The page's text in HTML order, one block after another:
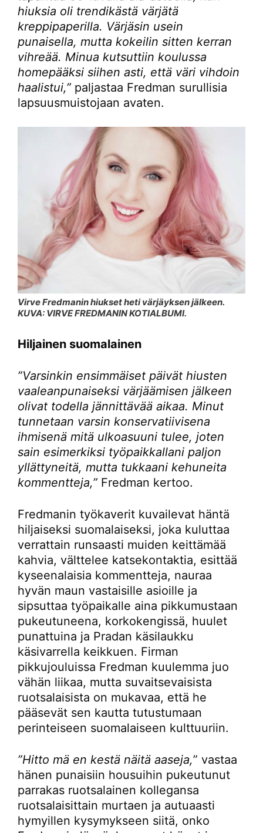
hiuksia oli trendikästä värjätä
kreppipaperilla. Värjäsin usein
punaisella, mutta kokeilin sitten kerran
vihreää. Minua kutsuttiin koulussa
homepääksi siihen asti, että väri vihdoin
haalistui,” paljastaa Fredman surullisia
lapsuusmuistojaan avaten.
Virve Fredmanin hiukset heti värjäyksen jälkeen.
KUVA: VIRVE FREDMANIN KOTIALBUMI.
Hiljainen suomalainen
”Varsinkin ensimmäiset päivät hiusten
vaaleanpunaiseksi värjäämisen jälkeen
olivat todella jännittävää aikaa. Minut
tunnetaan varsin konservatiivisena
ihmisenä mitä ulkoasuuni tulee, joten
sain esimerkiksi työpaikkallani paljon
yllättyneitä, mutta tukkaani kehuneita
kommentteja,” Fredman kertoo.
Fredmanin työkaverit kuvailevat häntä
hiljaiseksi suomalaiseksi, joka kuluttaa
verrattain runsaasti muiden keittämää
kahvia, välttelee katsekontaktia, esittää
kyseenalaisia kommentteja, nauraa
hyvän maun vastaisille asioille ja
sipsuttaa työpaikalle aina pikkumustaan
pukeutuneena, korkokengissä, huulet
punattuina ja Pradan käsilaukku
käsivarrella keikkuen. Firman
pikkujouluissa Fredman kuulemma juo
vähän liikaa, mutta suvaitsevaisista
ruotsalaisista on mukavaa, että he
pääsevät sen kautta tutustumaan
perinteiseen suomalaiseen kulttuuriin.
”Hitto mä en kestä näitä aaseja,” vastaa
hänen punaisiin housuihin pukeutunut
parrakas ruotsalainen kollegansa
ruotsalaisittain murtaen ja autuaasti
hymyillen kysymykseen siitä, onko